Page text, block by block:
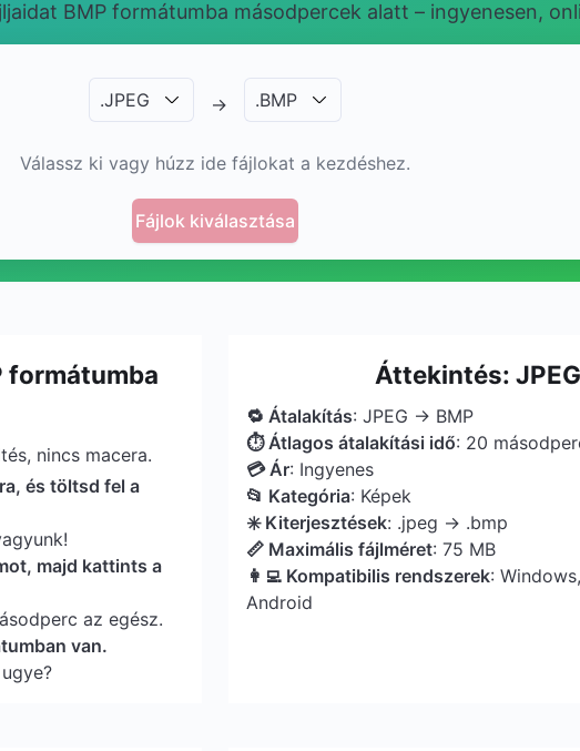
BMP formátumba másodpercek alatt – ingyenesen,
.JPEG → .BMP
Válassz ki vagy húzz ide fájlokat a kezdéshez.
Fájlok kiválasztása
formátumba
nincs macera.
és töltsd fel a
majd kattints a
az egész.
van.
Áttekintés:
🔁 Átalakítás: JPEG → BMP
⏱ Átlagos átalakítási idő: 20
💳 Ár: Ingyenes
📂 Kategória: Képek
✳️ Kiterjesztések: .jpeg → .bmp
📏 Maximális fájlméret: 75 MB
👩‍💻 Kompatibilis rendszerek:
Android